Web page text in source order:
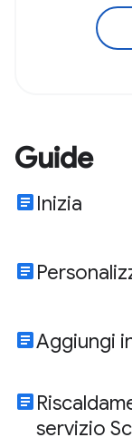
Guide
article Inizia
article
articleAggiungi
article
servizio